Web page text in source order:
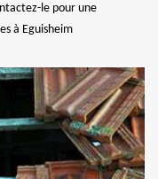
le pour une
à Eguisheim